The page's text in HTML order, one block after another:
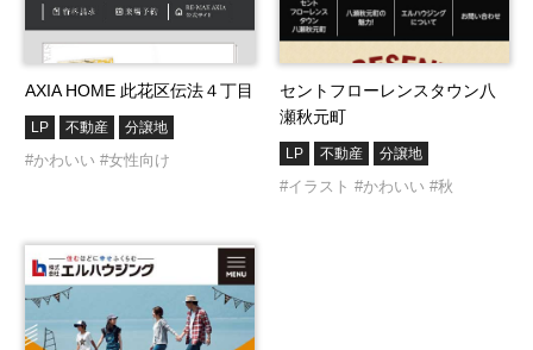
AXIA HOME 此花区伝法４丁目
LP 不動産 分譲地
#かわいい #女性向け
セントフローレンスタウン八
瀬秋元町
LP 不動産 分譲地
#イラスト #かわいい #秋